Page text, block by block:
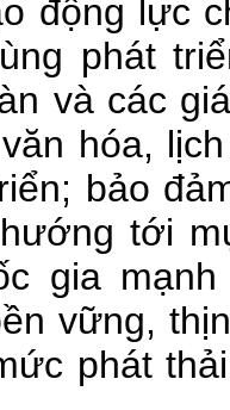
động lực
phát
và các
hóa,
bảo
tới
gia
vững,
phát